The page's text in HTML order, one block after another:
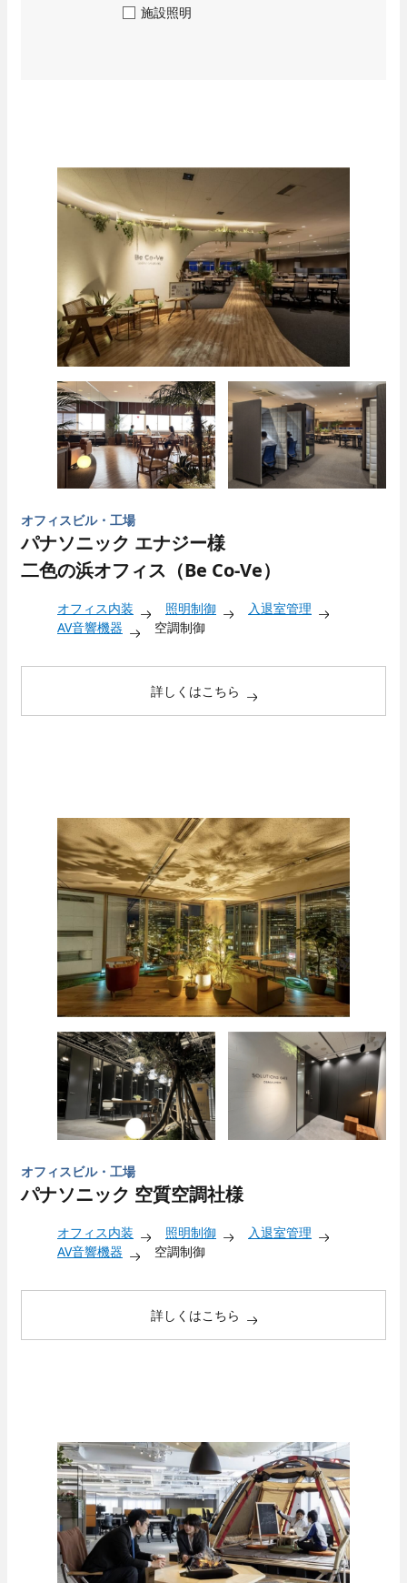
施設照明
オフィスビル・工場
パナソニック エナジー様
二色の浜オフィス（Be Co-Ve）
オフィス内装 照明制御
入退室管理
AV音響機器
空調制御
詳しくはこちら
オフィスビル・工場
パナソニック 空質空調社様
オフィス内装 照明制御
入退室管理
AV音響機器
空調制御
詳しくはこちら
募集要項
新卒採用
キャリア採用
採用Q＆A